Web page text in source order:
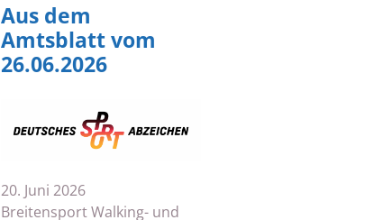
Aus dem
Amtsblatt vom
26.06.2026
20. Juni 2026
Breitensport Walking- und